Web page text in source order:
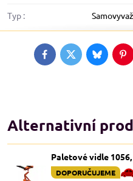
Typ :
FacebookTwitterBluesky
Alternativní
Paletové vidle
DOPORUČUJEME